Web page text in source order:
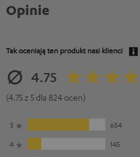
Opinie
Tak oceniają ten produkt nasi klienci
4.75
(4.75 z 5 dla 824 ocen)
5
654
4
145